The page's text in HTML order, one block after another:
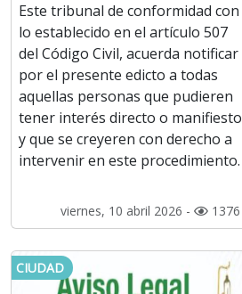
Este tribunal de conformidad con
lo establecido en el artículo 507
del Código Civil, acuerda notificar
por el presente edicto a todas
aquellas personas que pudieren
tener interés directo o manifiesto
y que se creyeren con derecho a
intervenir en este procedimiento.
viernes, 10 abril 2026 - 1376
CIUDAD